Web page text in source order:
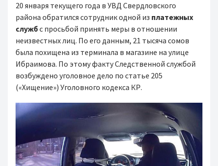
20 января текущего года в УВД Свердловского
района обратился сотрудник одной из платежных
службс просьбой принять меры в отношении
неизвестных лиц. По его данным, 21 тысяча сомов
была похищена из терминала в магазине на улице
Ибраимова. По этому факту Следственной службой
возбуждено уголовное дело по статье 205
(«Хищение») Уголовного кодекса КР.